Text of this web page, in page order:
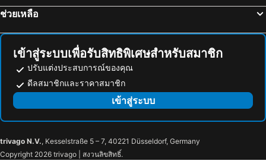
Itami Airport
Osaka International House Foundation
Nanba Grand Kagetsu
Namba City
Rinku Town Station
Himeji Station
Kashikojima Station
Sacred Sites and Pilgrimage Routes in the Kii Mountain Range
ช่วยเหลือ
เข้าสู่ระบบเพื่อรับสิทธิพิเศษสำหรับสมาชิก
ปรับแต่งประสบการณ์ของคุณ
ดีลสมาชิกและราคาสมาชิก
เข้าสู่ระบบ
trivago N.V., Kesselstraße 5 – 7, 40221 Düsseldorf, Germany
Copyright 2026 trivago | สงวนลิขสิทธิ์.